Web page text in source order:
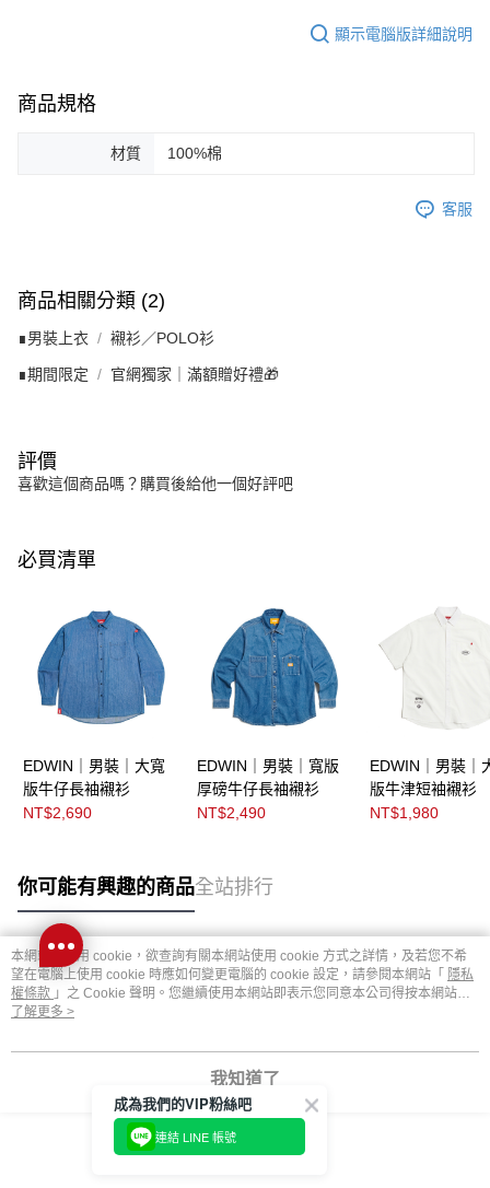
顯示電腦版詳細說明
商品規格
材質 100%棉
客服
商品相關分類 (2)
∎男裝上衣 襯衫／POLO衫
∎期間限定 官網獨家｜滿額贈好禮🎁
評價
喜歡這個商品嗎？購買後給他一個好評吧
必買清單
EDWIN｜男裝｜大寬
版牛仔長袖襯衫
NT$2,690
EDWIN｜男裝｜寬版
厚磅牛仔長袖襯衫
NT$2,490
EDWIN｜男裝｜
版牛津短袖襯衫
NT$1,980
你可能有興趣的商品全站排行
熱門標籤
本網站中使用 cookie，欲查詢有關本網站使用 cookie 方式之詳情，及若您不希
望在電腦上使用 cookie 時應如何變更電腦的 cookie 設定，請參閱本網站「 隱私
權條款 」之 Cookie 聲明。您繼續使用本網站即表示您同意本公司得按本網站使
用條款之 Cookie 聲明使用 cookie。
了解更多 >
我知道了
成為我們的VIP粉絲吧
連結 LINE 帳號